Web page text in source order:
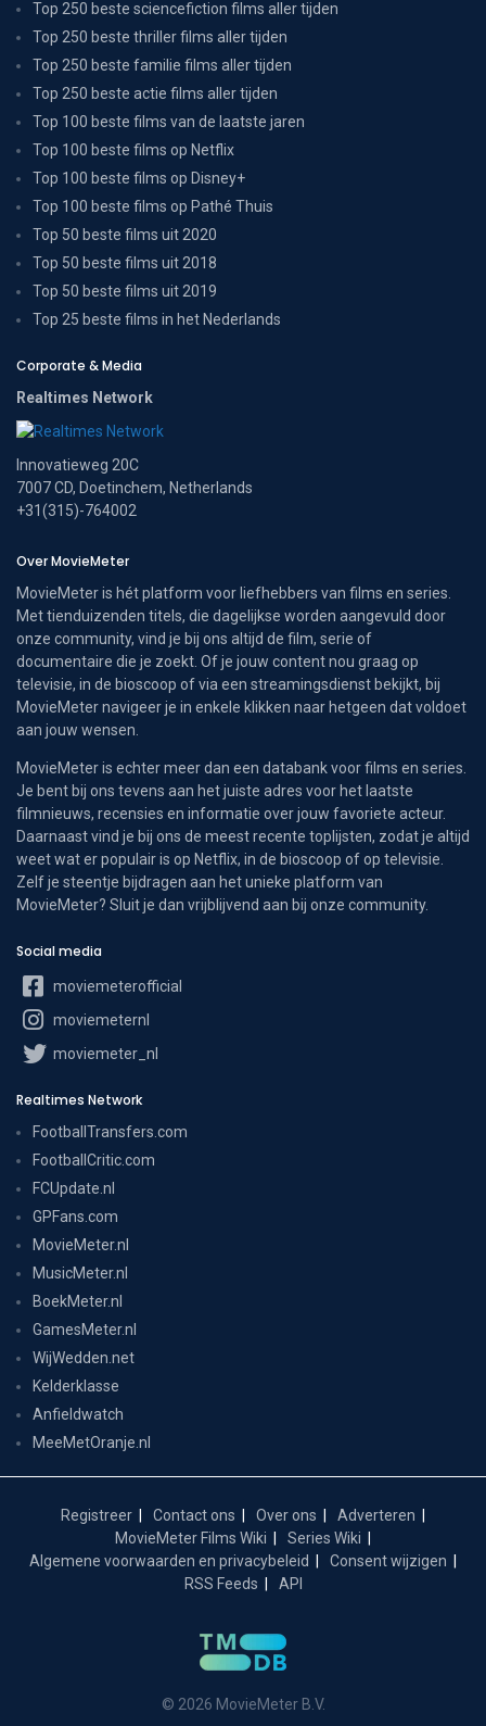
Top 250 beste sciencefiction films aller tijden
Top 250 beste thriller films aller tijden
Top 250 beste familie films aller tijden
Top 250 beste actie films aller tijden
Top 100 beste films van de laatste jaren
Top 100 beste films op Netflix
Top 100 beste films op Disney+
Top 100 beste films op Pathé Thuis
Top 50 beste films uit 2020
Top 50 beste films uit 2018
Top 50 beste films uit 2019
Top 25 beste films in het Nederlands
Corporate & Media
Realtimes Network
Innovatieweg 20C
7007 CD, Doetinchem, Netherlands
+31(315)-764002
Over MovieMeter
MovieMeter is hét platform voor liefhebbers van films en series.
Met tienduizenden titels, die dagelijkse worden aangevuld door
onze community, vind je bij ons altijd de film, serie of
documentaire die je zoekt. Of je jouw content nou graag op
televisie, in de bioscoop of via een streamingsdienst bekijkt, bij
MovieMeter navigeer je in enkele klikken naar hetgeen dat voldoet
aan jouw wensen.
MovieMeter is echter meer dan een databank voor films en series.
Je bent bij ons tevens aan het juiste adres voor het laatste
filmnieuws, recensies en informatie over jouw favoriete acteur.
Daarnaast vind je bij ons de meest recente toplijsten, zodat je altijd
weet wat er populair is op Netflix, in de bioscoop of op televisie.
Zelf je steentje bijdragen aan het unieke platform van
MovieMeter? Sluit je dan vrijblijvend aan bij onze community.
Social media
moviemeterofficial
moviemeternl
moviemeter_nl
Realtimes Network
FootballTransfers.com
FootballCritic.com
FCUpdate.nl
GPFans.com
MovieMeter.nl
MusicMeter.nl
BoekMeter.nl
GamesMeter.nl
WijWedden.net
Kelderklasse
Anfieldwatch
MeeMetOranje.nl
Registreer Contact ons Over ons
Adverteren
MovieMeter Films Wiki
Series Wiki
Algemene voorwaarden en privacybeleid
Consent wijzigen
RSS Feeds
API
© 2026 MovieMeter B.V.